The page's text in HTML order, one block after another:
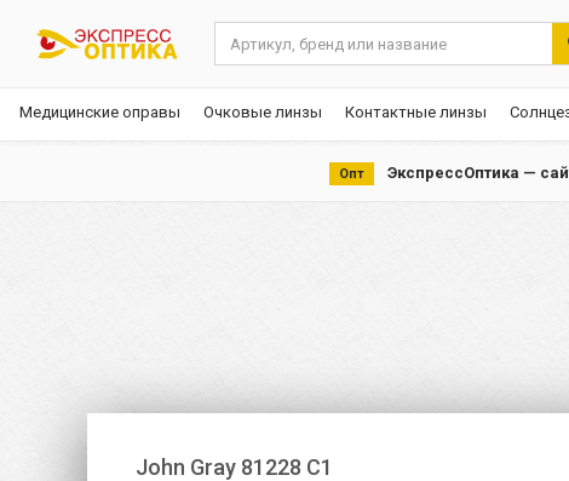
Медицинские оправы Очковые линзы Контактные линзы
Опт ЭкспрессОптика —
John Gray 81228 С1